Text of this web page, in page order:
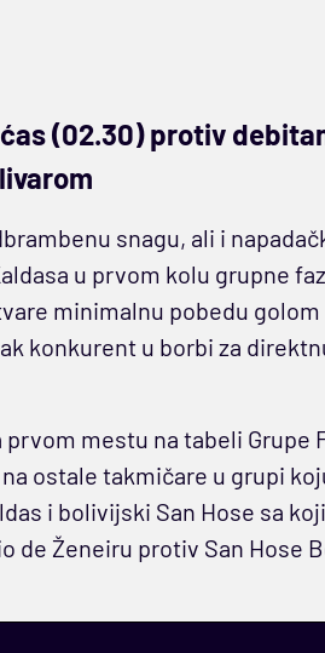
(02.30) protiv
snagu, ali i
u prvom kolu grupne
minimalnu pobedu golom
konkurent u borbi za
mestu na tabeli Grupe
ostale takmičare u grupi
i bolivijski San Hose sa
de Ženeiru protiv San Hose